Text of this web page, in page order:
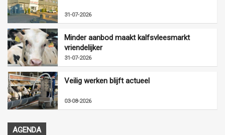
31-07-2026
Minder aanbod maakt kalfsvleesmarkt
vriendelijker
31-07-2026
Veilig werken blijft actueel
03-08-2026
AGENDA